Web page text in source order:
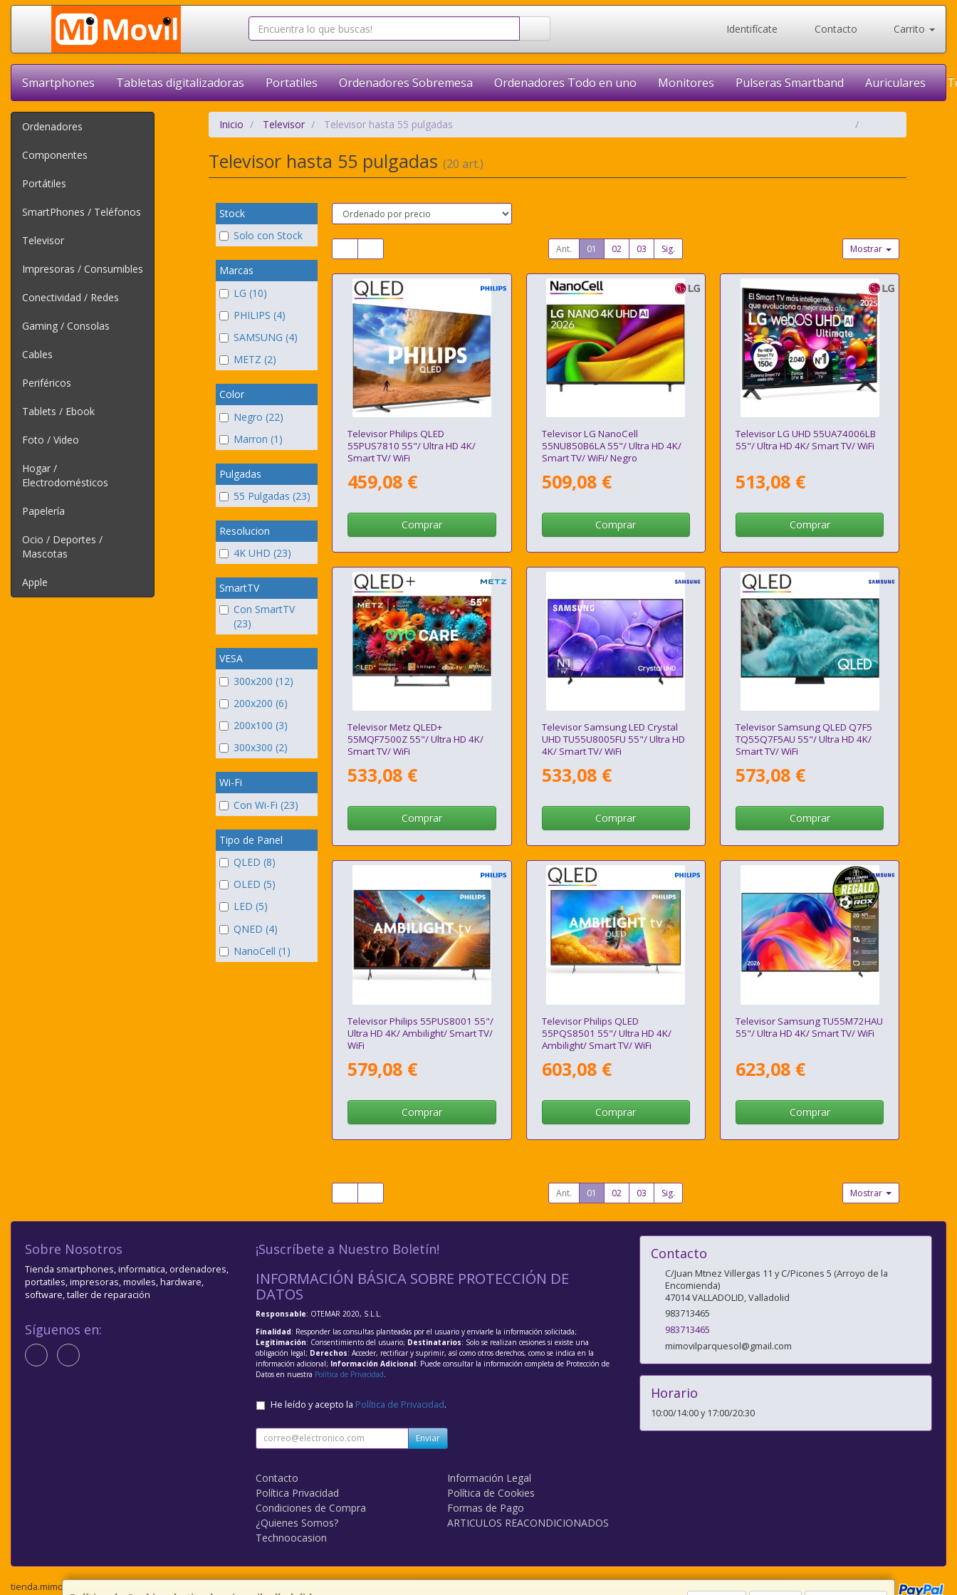
Identifícate Contacto Carrito
Smartphones Tabletas digitalizadoras Portatiles Ordenadores Sobremesa Ordenadores Todo en uno Monitores Pulseras Smartband Auriculares
Ordenadores
Componentes
Portátiles
SmartPhones / Teléfonos
Televisor
Impresoras / Consumibles
Conectividad / Redes
Gaming / Consolas
Cables
Periféricos
Tablets / Ebook
Foto / Video
Hogar /
Electrodomésticos
Papelería
Ocio / Deportes /
Mascotas
Apple
Inicio Televisor Televisor hasta 55 pulgadas
Televisor hasta 55 pulgadas (20 art.)
Stock
Solo con Stock
Marcas
LG (10)
PHILIPS (4)
SAMSUNG (4)
METZ (2)
Color
Negro (22)
Marron (1)
Pulgadas
55 Pulgadas (23)
Resolucion
4K UHD (23)
SmartTV
Con SmartTV
(23)
VESA
300x200 (12)
200x200 (6)
200x100 (3)
300x300 (2)
Wi-Fi
Con Wi-Fi (23)
Tipo de Panel
QLED (8)
OLED (5)
LED (5)
QNED (4)
NanoCell (1)
Ant. 01 02 03 Sig. Mostrar
Televisor Philips QLED
55PUS7810 55"/ Ultra HD 4K/
Smart TV/ WiFi
459,08 €
Comprar
Televisor LG NanoCell
55NU850B6LA 55"/ Ultra HD 4K/
Smart TV/ WiFi/ Negro
509,08 €
Comprar
Televisor LG UHD 55UA74006LB
55"/ Ultra HD 4K/ Smart TV/ WiFi
513,08 €
Comprar
Televisor Metz QLED+
55MQF7500Z 55"/ Ultra HD 4K/
Smart TV/ WiFi
533,08 €
Comprar
Televisor Samsung LED Crystal
UHD TU55U8005FU 55"/ Ultra HD
4K/ Smart TV/ WiFi
533,08 €
Comprar
Televisor Samsung QLED Q7F5
TQ55Q7F5AU 55"/ Ultra HD 4K/
Smart TV/ WiFi
573,08 €
Comprar
Televisor Philips 55PUS8001 55"/
Ultra HD 4K/ Ambilight/ Smart TV/
WiFi
579,08 €
Comprar
Televisor Philips QLED
55PQS8501 55"/ Ultra HD 4K/
Ambilight/ Smart TV/ WiFi
603,08 €
Comprar
Televisor Samsung TU55M72HAU
55"/ Ultra HD 4K/ Smart TV/ WiFi
623,08 €
Comprar
Ant. 01 02 03 Sig. Mostrar
Sobre Nosotros
Tienda smartphones, informatica, ordenadores,
portatiles, impresoras, moviles, hardware,
software, taller de reparación
Síguenos en:
¡Suscríbete a Nuestro Boletín!
INFORMACIÓN BÁSICA SOBRE PROTECCIÓN DE
DATOS
Responsable: OTEMAR 2020, S.L.L.
Finalidad: Responder las consultas planteadas por el usuario y enviarle la información solicitada;
Legitimación: Consentimiento del usuario; Destinatarios: Solo se realizan cesiones si existe una
obligación legal; Derechos: Acceder, rectificar y suprimir, así como otros derechos, como se indica en la
información adicional; Información Adicional: Puede consultar la información completa de Protección de
Datos en nuestra Política de Privacidad
He leído y acepto la Política de Privacidad.
Enviar
Contacto
Información Legal
Política Privacidad
Política de Cookies
Condiciones de Compra
Formas de Pago
¿Quienes Somos?
ARTICULOS REACONDICIONADOS
Technoocasion
Contacto
C/Juan Mtnez Villergas 11 y C/Picones 5 (Arroyo de la
Encomienda)
47014VALLADOLID,Valladolid
983713465
983713465
mimovilparquesol@gmail.com
Horario
10:00/14:00 y 17:00/20:30
tienda.mimovilvalladolid.com © 2026